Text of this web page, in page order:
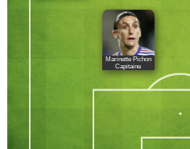
Marinette Pichon
Capitaine